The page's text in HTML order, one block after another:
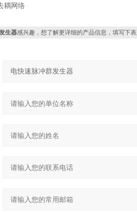
网络
生器感兴趣，想了解更详细的产品信息，填写下表